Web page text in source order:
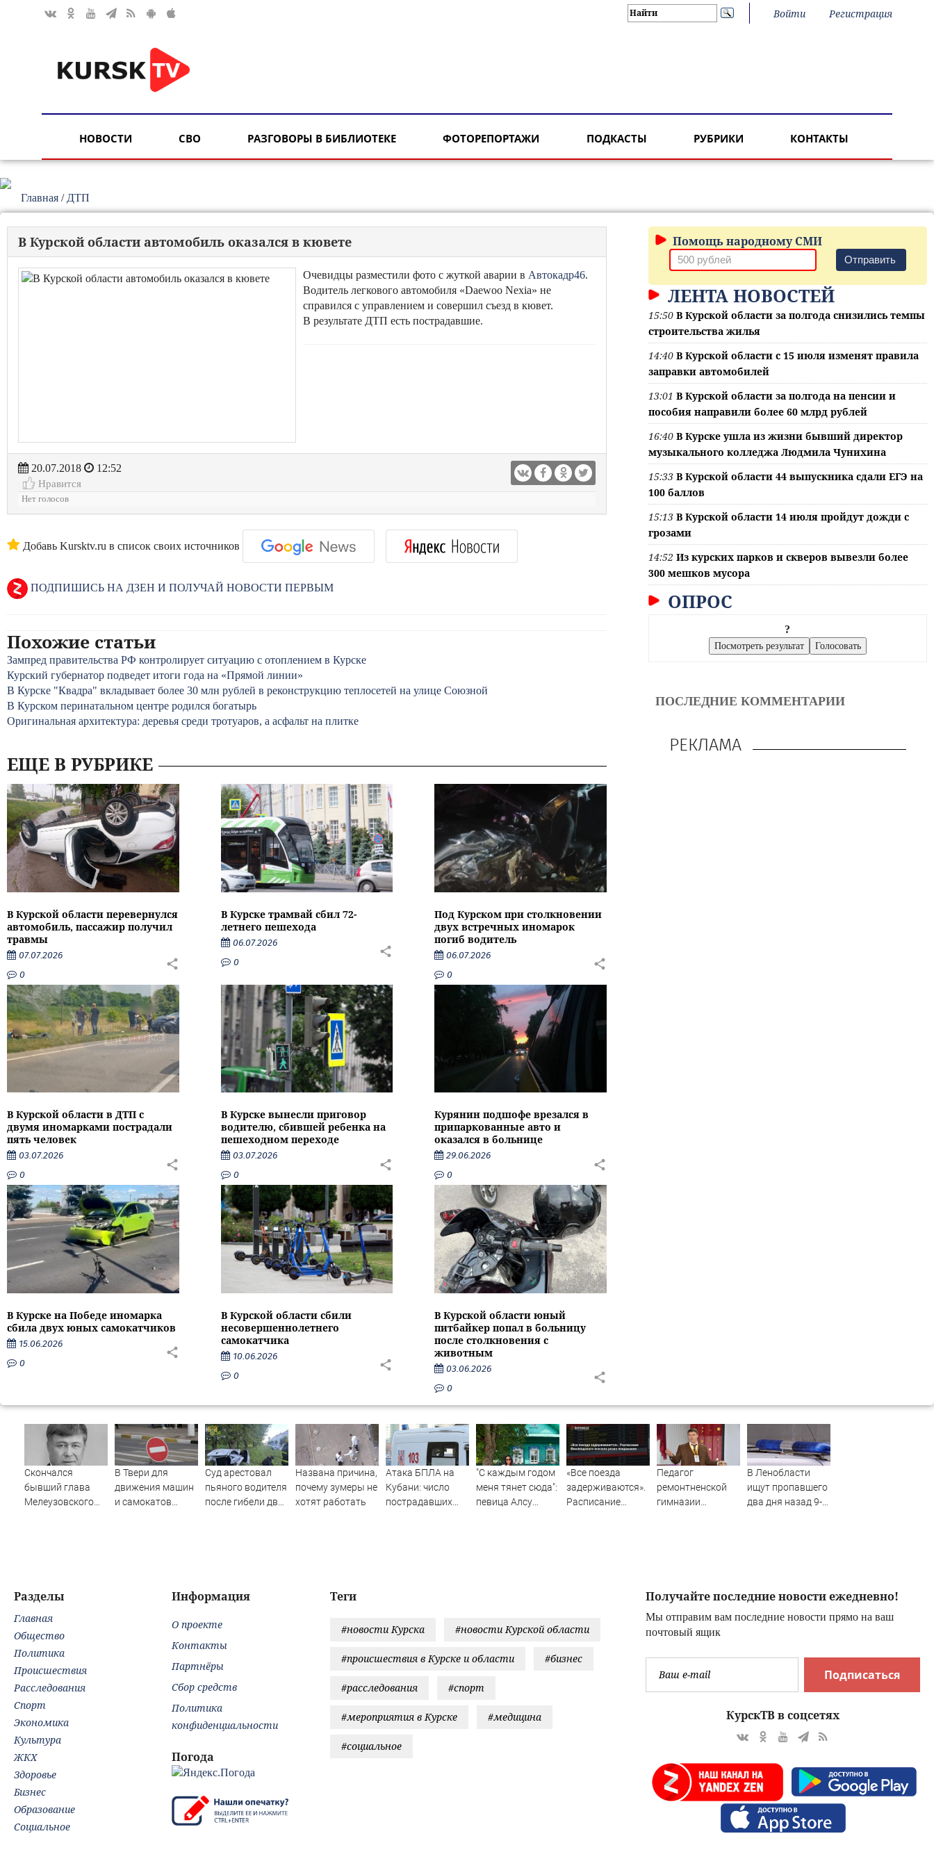
Войти Регистрация
НОВОСТИ СВО РАЗГОВОРЫ В БИБЛИОТЕКЕ ФОТОРЕПОРТАЖИ ПОДКАСТЫ РУБРИКИ КОНТАКТЫ
Главная / ДТП
В Курской области автомобиль оказался в кювете
Очевидцы разместили фото с жуткой аварии в Автокадр46.
Водитель легкового автомобиля «Daewoo Nexia» не
справился с управлением и совершил съезд в кювет.
В результате ДТП есть пострадавшие.
20.07.2018
12:52
Нравится
Нет голосов
Добавь Kursktv.ru в список своих источников
ПОДПИШИСЬ НА ДЗЕН И ПОЛУЧАЙ НОВОСТИ ПЕРВЫМ
Похожие статьи
Зампред правительства РФ контролирует ситуацию с отоплением в Курске
Курский губернатор подведет итоги года на «Прямой линии»
В Курске "Квадра" вкладывает более 30 млн рублей в реконструкцию теплосетей на улице Союзной
В Курском перинатальном центре родился богатырь
Оригинальная архитектура: деревья среди тротуаров, а асфальт на плитке
ЕЩЕ В РУБРИКЕ
В Курской области перевернулся
автомобиль, пассажир получил
травмы
07.07.2026
0
В Курске трамвай сбил 72-
летнего пешехода
06.07.2026
0
Под Курском при столкновении
двух встречных иномарок
погиб водитель
06.07.2026
0
В Курской области в ДТП с
двумя иномарками пострадали
пять человек
03.07.2026
0
В Курске вынесли приговор
водителю, сбившей ребенка на
пешеходном переходе
03.07.2026
0
Курянин подшофе врезался в
припаркованные авто и
оказался в больнице
29.06.2026
0
В Курске на Победе иномарка
сбила двух юных самокатчиков
15.06.2026
0
В Курской области сбили
несовершеннолетнего
самокатчика
10.06.2026
0
В Курской области юный
питбайкер попал в больницу
после столкновения с
животным
03.06.2026
0
Помощь народному СМИ
Отправить
ЛЕНТА НОВОСТЕЙ
15:50 В Курской области за полгода снизились темпы
строительства жилья
14:40 В Курской области с 15 июля изменят правила
заправки автомобилей
13:01 В Курской области за полгода на пенсии и
пособия направили более 60 млрд рублей
16:40 В Курске ушла из жизни бывший директор
музыкального колледжа Людмила Чунихина
15:33 В Курской области 44 выпускника сдали ЕГЭ на
100 баллов
15:13 В Курской области 14 июля пройдут дожди с
грозами
14:52 Из курских парков и скверов вывезли более
300 мешков мусора
ОПРОС
?
ПОСЛЕДНИЕ КОММЕНТАРИИ
РЕКЛАМА
Скончался
бывший глава
Мелеузовского
В Твери для
движения машин
и самокатов
Суд арестовал
пьяного водителя
после гибели двух
Названа причина,
почему зумеры не
хотят работать
Атака БПЛА на
Кубани: число
пострадавших
"С каждым годом
меня тянет сюда":
певица Алсу
«Все поезда
задерживаются».
Расписание
Педагог
ремонтненской
гимназии
В Ленобласти
ищут пропавшего
два дня назад 9-
Получайте последние новости ежедневно!
Мы отправим вам последние новости прямо на ваш
почтовый ящик
Подписаться
КурскТВ в соцсетях
Теги
#новости Курска #новости Курской области
#происшествия в Курске и области #бизнес
#расследования #спорт
#мероприятия в Курске #медицина
#социальное
Разделы
Главная
Общество
Политика
Происшествия
Расследования
Спорт
Экономика
Культура
ЖКХ
Здоровье
Бизнес
Образование
Социальное
Информация
О проекте
Контакты
Партнёры
Сбор средств
Политика
конфиденциальности
Погода